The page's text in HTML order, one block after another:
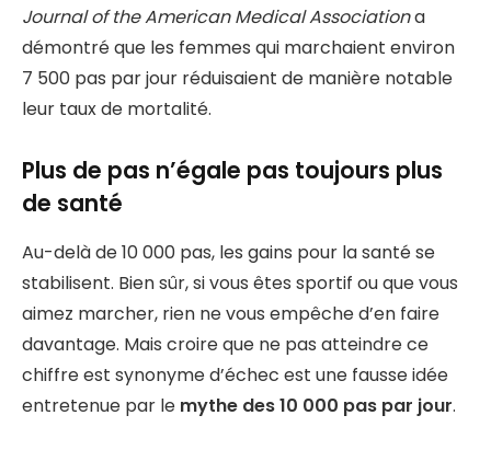
Journal of the American Medical Associationa
démontré que les femmes qui marchaient environ
7 500 pas par jour réduisaient de manière notable
leur taux de mortalité.
Plus de pas n’égale pas toujours plus
de santé
Au-delà de 10 000 pas, les gains pour la santé se
stabilisent. Bien sûr, si vous êtes sportif ou que vous
aimez marcher, rien ne vous empêche d’en faire
davantage. Mais croire que ne pas atteindre ce
chiffre est synonyme d’échec est une fausse idée
entretenue par le mythe des 10 000 pas par jour.